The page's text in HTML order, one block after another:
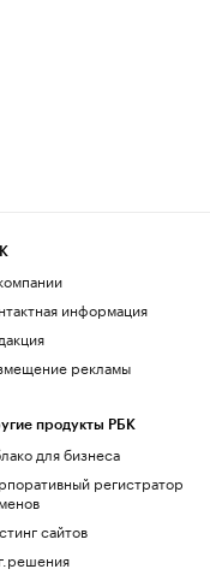
информация
рекламы
продукты РБК
для бизнеса
регистратор
сайтов